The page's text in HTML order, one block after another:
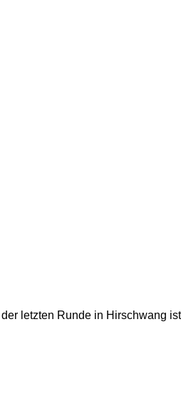
letzten Runde in Hirschwang